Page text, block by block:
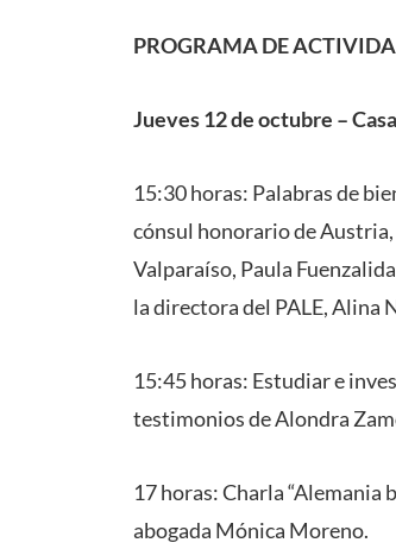
PROGRAMA DE
Jueves 12 de octubre –
15:30 horas: Palabras de
cónsul honorario de
Valparaíso, Paula
la directora del PALE, Alina
15:45 horas: Estudiar e
testimonios de Alondra
17 horas: Charla “Alemania
abogada Mónica Moreno.